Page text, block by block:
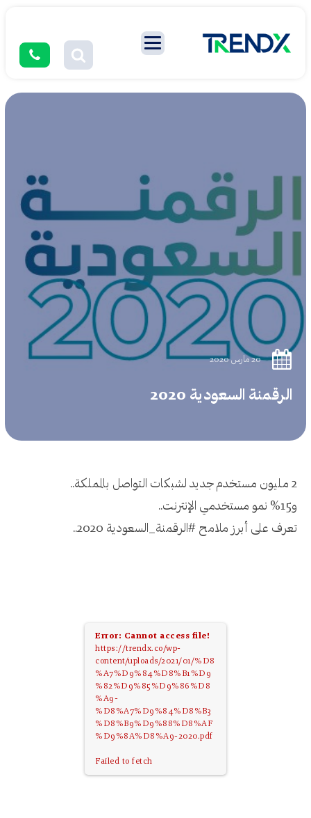
20 مارس 2020
الرقمنة السعودية 2020
2 مليون مستخدم جديد لشبكات التواصل بالمملكة..
و15% نمو مستخدمي الإنترنت..
تعرف على أبرز ملامح #الرقمنة_السعودية 2020..
Error: Cannot access file!
https://trendx.co/wp-
content/uploads/2021/01/%D8
%A7%D9%84%D8%B1%D9
%82%D9%85%D9%86%D8
%A9-
%D8%A7%D9%84%D8%B3
%D8%B9%D9%88%D8%AF
%D9%8A%D8%A9-2020.pdf
Failed to fetch